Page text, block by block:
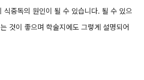
식중독의 원인이 될 수 있습니다. 될 수 있으
것이 좋으며 학술지에도 그렇게 설명되어